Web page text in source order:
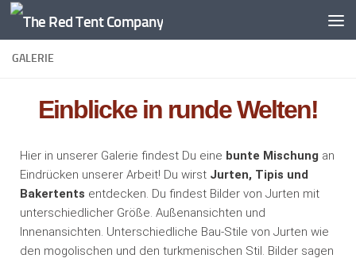
Zum Inhalt springen
GALERIE
Einblicke in runde Welten!
Hier in unserer Galerie findest Du eine bunte Mischung an
Eindrücken unserer Arbeit! Du wirst Jurten, Tipis und
Bakertents entdecken. Du findest Bilder von Jurten mit
unterschiedlicher Größe. Außenansichten und
Innenansichten. Unterschiedliche Bau-Stile von Jurten wie
den mogolischen und den turkmenischen Stil. Bilder sagen